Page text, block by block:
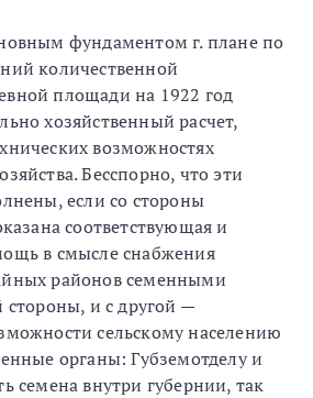
фундаментом г. плане по
количественной
площади на 1922 год
хозяйственный расчет,
возможностях
Бесспорно, что эти
если со стороны
соответствующая и
в смысле снабжения
районов семенными
стороны, и с другой —
сельскому населению
органы: Губземотделу и
семена внутри губернии, так